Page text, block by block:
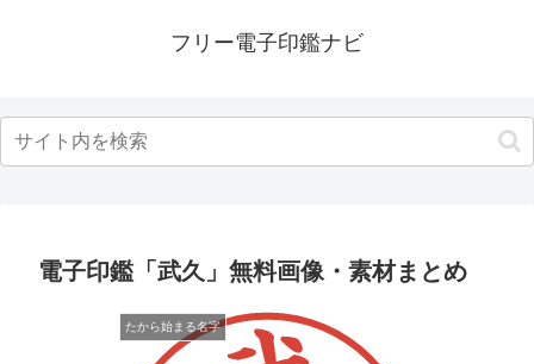
フリー電子印鑑ナビ
電子印鑑「武久」無料画像・素材まとめ
たから始まる名字